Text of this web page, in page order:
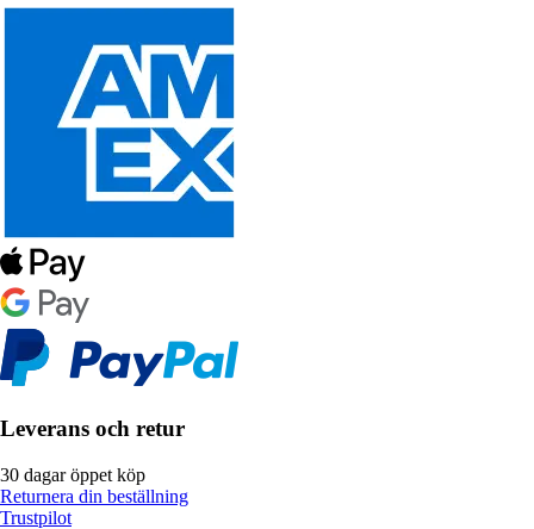
Leverans och retur
30 dagar öppet köp
Returnera din beställning
Trustpilot